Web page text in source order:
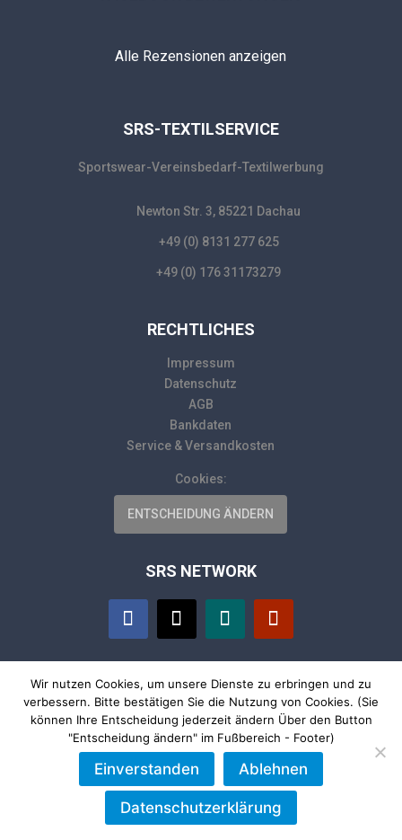
mit seiner Arbeit. Absolut Zuverlässig 👍👍⚽️⚽️
geliefert egal wie eng es war! Super service! Danke danke
Mehr Bewertungen
Alle Rezensionen anzeigen
SRS-TEXTILSERVICE
Sportswear-Vereinsbedarf-Textilwerbung
Newton Str. 3, 85221 Dachau
+49 (0) 8131 277 625
+49 (0) 176 31173279
RECHTLICHES
Impressum
Datenschutz
AGB
Bankdaten
Service & Versandkosten
Cookies:
ENTSCHEIDUNG ÄNDERN
SRS NETWORK
SHOP
SHOP
Wir nutzen Cookies, um unsere Dienste zu erbringen und zu
verbessern. Bitte bestätigen Sie die Nutzung von Cookies. (Sie
können Ihre Entscheidung jederzeit ändern Über den Button
"Entscheidung ändern" im Fußbereich - Footer)
Einverstanden Ablehnen
Datenschutzerklärung